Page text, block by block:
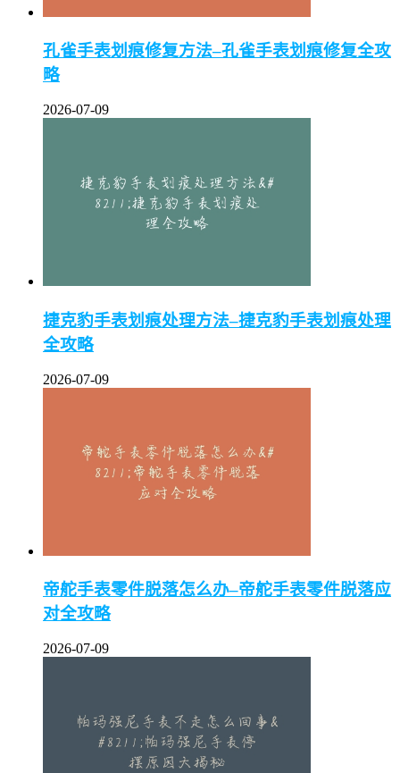
孔雀手表划痕修复方法–孔雀手表划痕修复全攻
略
2026-07-09
捷克豹手表划痕处理方法–捷克豹手表划痕处理
全攻略
2026-07-09
帝舵手表零件脱落怎么办–帝舵手表零件脱落应
对全攻略
2026-07-09